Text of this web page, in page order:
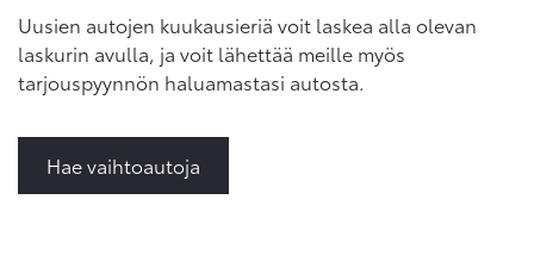
Uusien autojen kuukausieriä voit laskea alla olevan
laskurin avulla, ja voit lähettää meille myös
tarjouspyynnön haluamastasi autosta.
Hae vaihtoautoja